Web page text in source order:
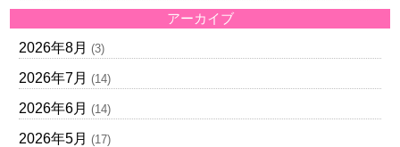
アーカイブ
2026年8月 (3)
2026年7月 (14)
2026年6月 (14)
2026年5月 (17)